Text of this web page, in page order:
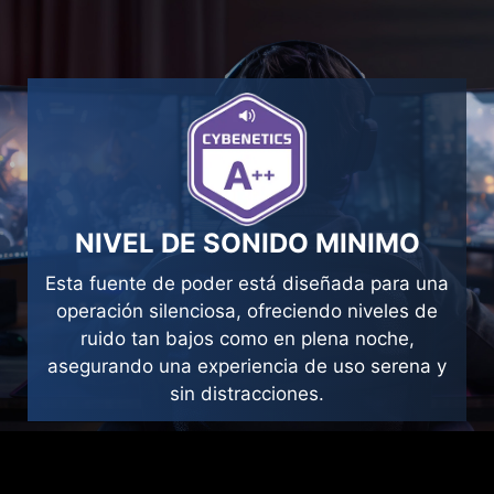
NIVEL DE SONIDO MINIMO
Esta fuente de poder está diseñada para una
operación silenciosa, ofreciendo niveles de
ruido tan bajos como en plena noche,
asegurando una experiencia de uso serena y
sin distracciones.
El modo Zero Fan ON, disponible para
detener el funcionamiento del ventilador
cuando el TDP es inferior al 60 %, lo que
ayuda a ahorrar energía y proporciona
silencio.